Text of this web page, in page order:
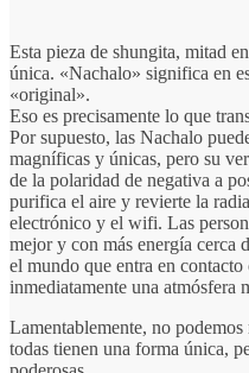
Esta pieza de shungita, mitad
única. «Nachalo» significa en
«original».
Eso es precisamente lo que
Por supuesto, las Nachalo
magníficas y únicas, pero su
de la polaridad de negativa a
purifica el aire y revierte la
electrónico y el wifi. Las
mejor y con más energía cerca
el mundo que entra en
inmediatamente una atmósfera
Lamentablemente, no
todas tienen una forma única,